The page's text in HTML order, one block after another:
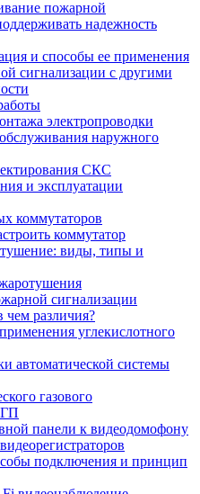
пожарной
надежность
и способы ее применения
сигнализации с другими
электропроводки
наружного
СКС
и эксплуатации
коммутаторов
коммутатор
виды, типы и
сигнализации
чем различия?
углекислотного
автоматической системы
газового
панели к видеодомофону
подключения и принцип